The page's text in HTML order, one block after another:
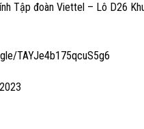
Tập đoàn Viettel – Lô D26
TAYJe4b175qcuS5g6